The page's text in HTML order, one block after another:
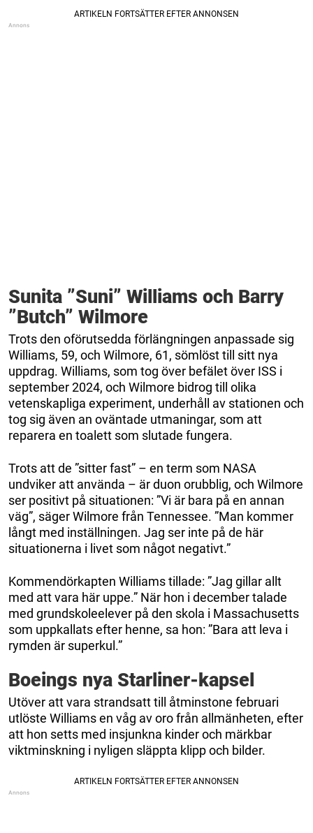
Sunita ”Suni” Williams och Barry
”Butch” Wilmore
Trots den oförutsedda förlängningen anpassade sig
Williams, 59, och Wilmore, 61, sömlöst till sitt nya
uppdrag. Williams, som tog över befälet över ISS i
september 2024, och Wilmore bidrog till olika
vetenskapliga experiment, underhåll av stationen och
tog sig även an oväntade utmaningar, som att
reparera en toalett som slutade fungera.
Trots att de ”sitter fast” – en term som NASA
undviker att använda – är duon orubblig, och Wilmore
ser positivt på situationen: ”Vi är bara på en annan
väg”, säger Wilmore från Tennessee. ”Man kommer
långt med inställningen. Jag ser inte på de här
situationerna i livet som något negativt.”
Kommendörkapten Williams tillade: ”Jag gillar allt
med att vara här uppe.” När hon i december talade
med grundskoleelever på den skola i Massachusetts
som uppkallats efter henne, sa hon: ”Bara att leva i
rymden är superkul.”
Boeings nya Starliner-kapsel
Utöver att vara strandsatt till åtminstone februari
utlöste Williams en våg av oro från allmänheten, efter
att hon setts med insjunkna kinder och märkbar
viktminskning i nyligen släppta klipp och bilder.